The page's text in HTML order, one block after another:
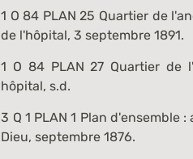
1 O 84 PLAN 25 Quartier de
de l'hôpital, 3 septembre 1891.
1 O 84 PLAN 27 Quartier de
hôpital, s.d.
3 Q 1 PLAN 1 Plan d'ensemble
Dieu, septembre 1876.